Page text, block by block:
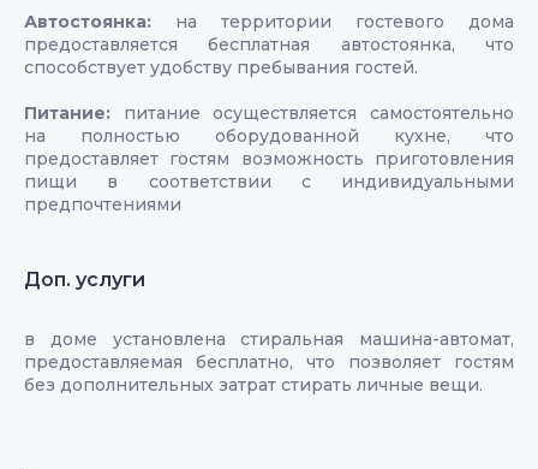
Автостоянка: на территории гостевого дома
предоставляется бесплатная автостоянка, что
способствует удобству пребывания гостей.
Питание: питание осуществляется самостоятельно
на полностью оборудованной кухне, что
предоставляет гостям возможность приготовления
пищи в соответствии с индивидуальными
предпочтениями
Доп. услуги
в доме установлена стиральная машина-автомат,
предоставляемая бесплатно, что позволяет гостям
без дополнительных затрат стирать личные вещи.